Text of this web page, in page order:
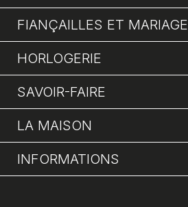
FIANÇAILLES ET MARIAGE
HORLOGERIE
SAVOIR-FAIRE
LA MAISON
INFORMATIONS